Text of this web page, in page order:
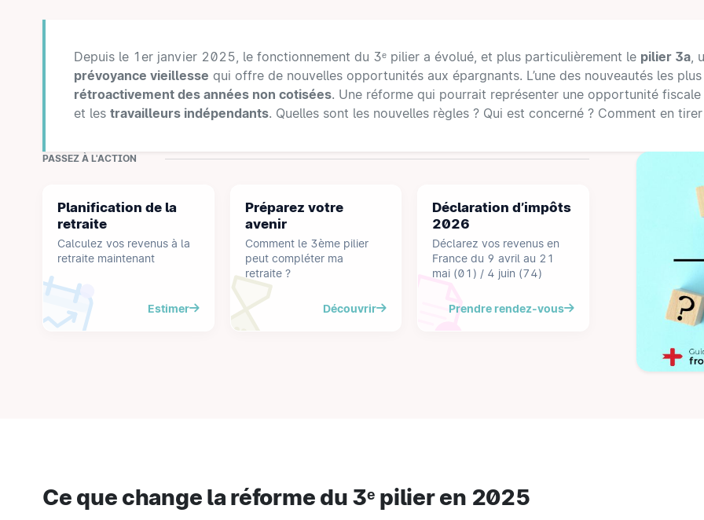
Depuis le 1er janvier 2025, le fonctionnement du 3ᵉ pilier a évolué, et plus particulièrement le pilier 3a,
prévoyance vieillesse qui offre de nouvelles opportunités aux épargnants. L’une des nouveautés les
rétroactivement des années non cotisées. Une réforme qui pourrait représenter une opportunité
et les travailleurs indépendants. Quelles sont les nouvelles règles ? Qui est concerné ? Comment en
PASSEZ À L'ACTION
Planification de la
retraite
Calculez vos revenus à la
retraite maintenant
Estimer
Préparez votre
avenir
Comment le 3ème pilier
peut compléter ma
retraite ?
Découvrir
Déclaration d’impôts
2026
Déclarez vos revenus en
France du 9 avril au 21
mai (01) / 4 juin (74)
Prendre rendez-vous
Ce que change la réforme du 3ᵉ pilier en 2025